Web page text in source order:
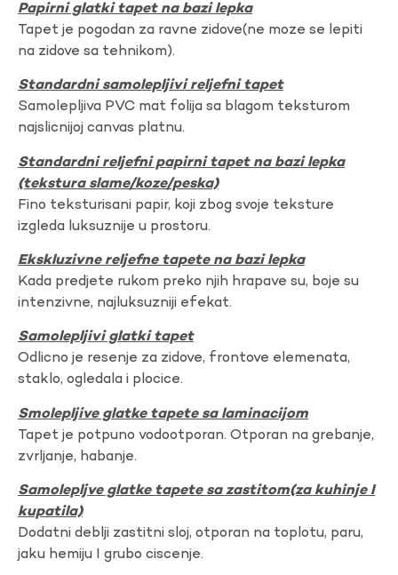
Papirni glatki tapet na bazi lepka
Tapet je pogodan za ravne zidove(ne moze se lepiti
na zidove sa tehnikom).
Standardni samolepljivi reljefni tapet
Samolepljiva PVC mat folija sa blagom teksturom
najslicnijoj canvas platnu.
Standardni reljefni papirni tapet na bazi lepka
(tekstura slame/koze/peska)
Fino teksturisani papir, koji zbog svoje teksture
izgleda luksuznije u prostoru.
Ekskluzivne reljefne tapete na bazi lepka
Kada predjete rukom preko njih hrapave su, boje su
intenzivne, najluksuzniji efekat.
Samolepljivi glatki tapet
Odlicno je resenje za zidove, frontove elemenata,
staklo, ogledala i plocice.
Smolepljive glatke tapete sa laminacijom
Tapet je potpuno vodootporan. Otporan na grebanje,
zvrljanje, habanje.
Samolepljve glatke tapete sa zastitom(za kuhinje I
kupatila)
Dodatni deblji zastitni sloj, otporan na toplotu, paru,
jaku hemiju I grubo ciscenje.